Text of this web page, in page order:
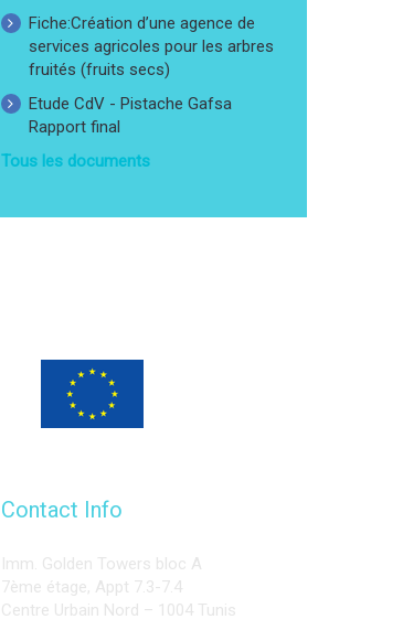
Fiche:Création d’une agence de
services agricoles pour les arbres
fruités (fruits secs)
Etude CdV - Pistache Gafsa
Rapport final
Tous les documents
Contact Info
Imm. Golden Towers bloc A
7ème étage, Appt 7.3-7.4
Centre Urbain Nord – 1004 Tunis